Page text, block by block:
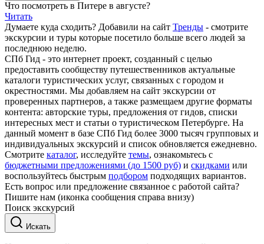
Что посмотреть в Питере в августе?
Читать
Думаете куда сходить? Добавили на сайт Тренды - смотрите
экскурсии и туры которые посетило больше всего людей за
последнюю неделю.
СПб Гид - это интернет проект, созданный с целью
предоставить сообществу путешественников актуальные
каталоги туристических услуг, связанных с городом и
окрестностями. Мы добавляем на сайт экскурсии от
проверенных партнеров, а также размещаем другие форматы
контента: авторские туры, предложения от гидов, списки
интересных мест и статьи о туристическом Петербурге. На
данный момент в базе СПб Гид более 3000 тысяч групповых и
индивидуальных экскурсий и список обновляется ежедневно.
Смотрите каталог, исследуйте темы, ознакомьтесь с
бюджетными предложениями (до 1500 руб) и скидками или
воспользуйтесь быстрым подбором подходящих вариантов.
Есть вопрос или предложение связанное с работой сайта?
Пишите нам (иконка сообщения справа внизу)
Поиск экскурсий
Искать